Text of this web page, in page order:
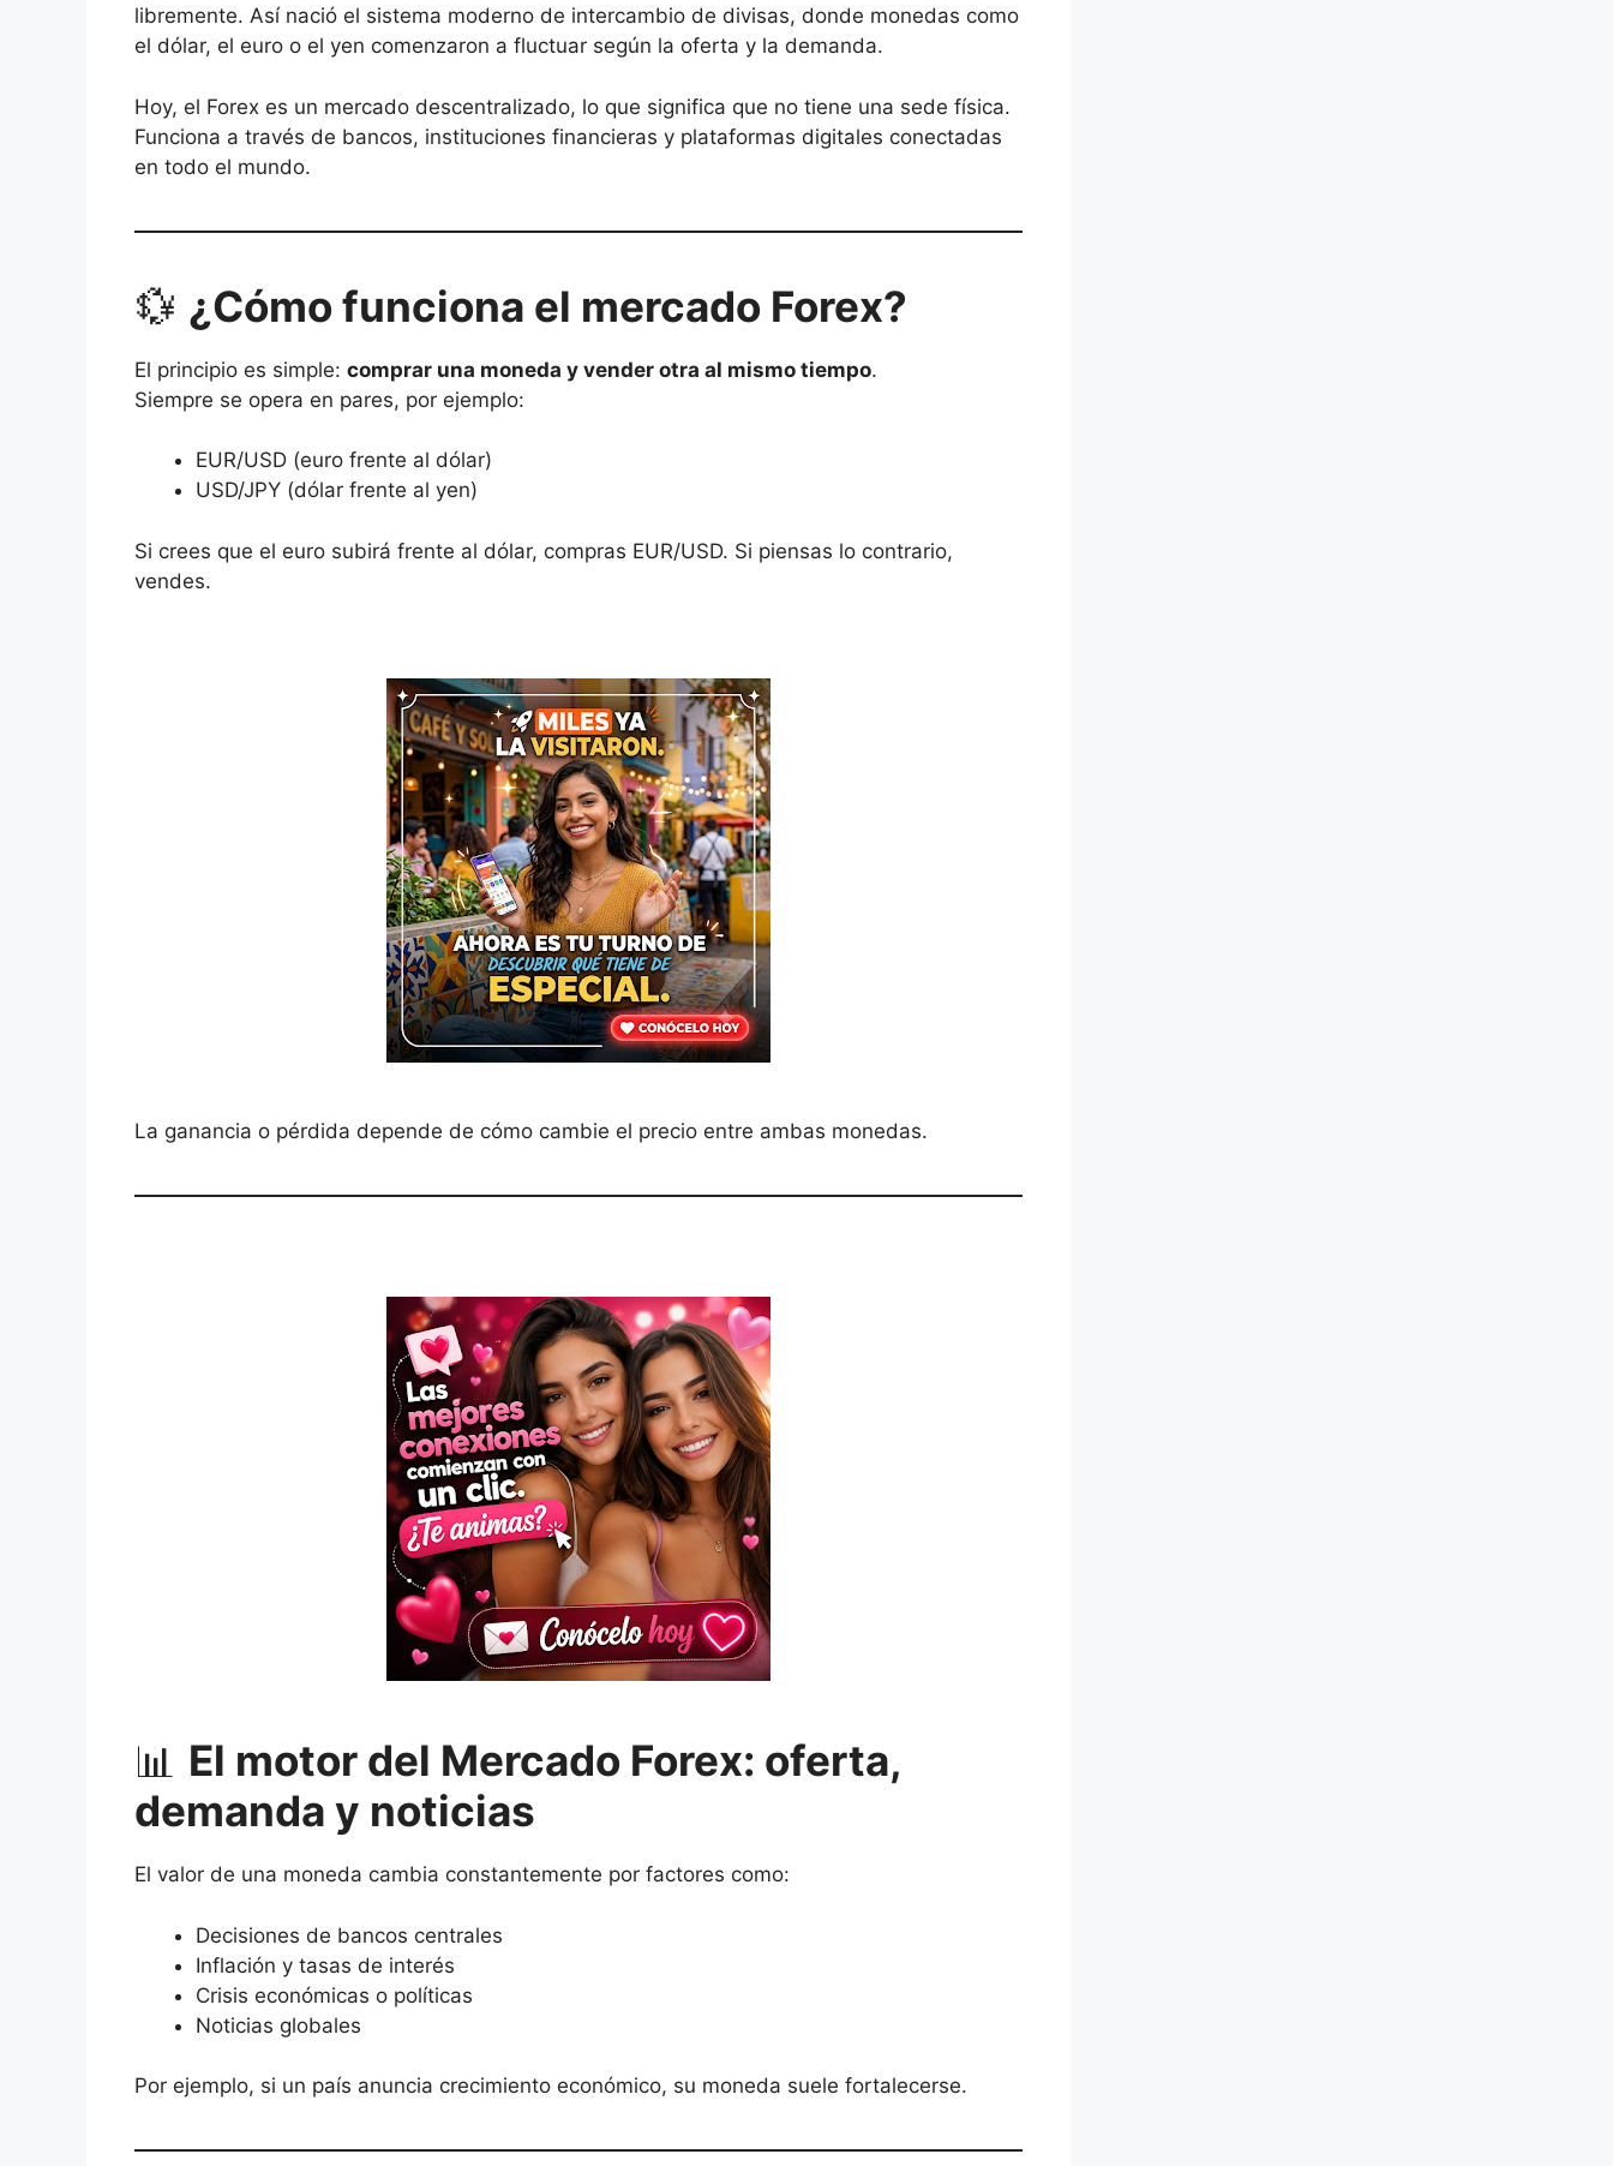
libremente. Así nació el sistema moderno de intercambio de divisas, donde monedas como
el dólar, el euro o el yen comenzaron a fluctuar según la oferta y la demanda.
Hoy, el Forex es un mercado descentralizado, lo que significa que no tiene una sede física.
Funciona a través de bancos, instituciones financieras y plataformas digitales conectadas
en todo el mundo.
💱 ¿Cómo funciona el mercado Forex?
El principio es simple: comprar una moneda y vender otra al mismo tiempo.
Siempre se opera en pares, por ejemplo:
EUR/USD (euro frente al dólar)
USD/JPY (dólar frente al yen)
Si crees que el euro subirá frente al dólar, compras EUR/USD. Si piensas lo contrario,
vendes.
La ganancia o pérdida depende de cómo cambie el precio entre ambas monedas.
📊 El motor del Mercado Forex: oferta,
demanda y noticias
El valor de una moneda cambia constantemente por factores como:
Decisiones de bancos centrales
Inflación y tasas de interés
Crisis económicas o políticas
Noticias globales
Por ejemplo, si un país anuncia crecimiento económico, su moneda suele fortalecerse.